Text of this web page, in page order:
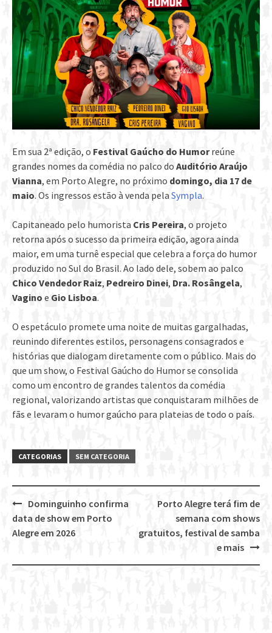
Em sua 2ª edição, o Festival Gaúcho do Humorreúne
grandes nomes da comédia no palco do Auditório Araújo
Vianna, em Porto Alegre, no próximo domingo, dia 17 de
maio. Os ingressos estão à venda pela Sympla.
Capitaneado pelo humorista Cris Pereira, o projeto
retorna após o sucesso da primeira edição, agora ainda
maior, em uma turnê especial que celebra a força do humor
produzido no Sul do Brasil. Ao lado dele, sobem ao palco
Chico Vendedor Raiz, Pedreiro Dinei, Dra. Rosângela,
Vagino e Gio Lisboa.
O espetáculo promete uma noite de muitas gargalhadas,
reunindo diferentes estilos, personagens consagrados e
histórias que dialogam diretamente com o público. Mais do
que um show, o Festival Gaúcho do Humor se consolida
como um encontro de grandes talentos da comédia
regional, valorizando artistas que conquistaram milhões de
fãs e levaram o humor gaúcho para plateias de todo o país.
CATEGORIAS SEM CATEGORIA
Post
navigation
Porto Alegre terá fim de
semana com shows
gratuitos, festival de samba
e mais
Dominguinho confirma
data de show em Porto
Alegre em 2026